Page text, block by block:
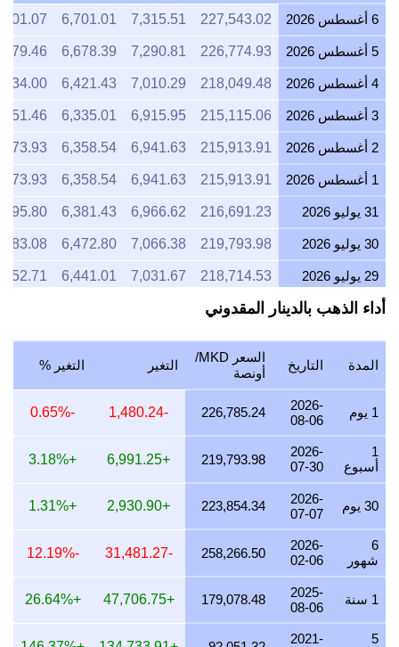
6 أغسطس 2026 227,543.02
7,315.51
6,701.01
5 أغسطس 2026 226,774.93
7,290.81
6,678.39
4 أغسطس 2026 218,049.48
7,010.29
6,421.43
3 أغسطس 2026 215,115.06
6,915.95
6,335.01
2 أغسطس 2026 215,913.91
6,941.63
6,358.54
1 أغسطس 2026 215,913.91
6,941.63
6,358.54
31 يوليو 2026 216,691.23
6,966.62
6,381.43
30 يوليو 2026 219,793.98
7,066.38
6,472.80
29 يوليو 2026 218,714.53
7,031.67
6,441.01
28 يوليو 2026 218,328.21
27 يوليو 2026 220,162.14
7,078.21
6,483.64
26 يوليو 2026 219,070.70
7,043.12
6,451.50
25 يوليو 2026 219,070.70
7,043.12
6,451.50
24 يوليو 2026 219,968.97
7,072.00
23 يوليو 2026 218,107.56
7,012.16
6,423.14
22 يوليو 2026 224,039.41
7,202.87
6,597.83
21 يوليو 2026 219,313.65
7,050.93
20 يوليو 2026 215,449.75
19 يوليو 2026 216,363.02
6,956.07
6,371.76
18 يوليو 2026 216,363.02
6,956.07
أداء الذهب بالدينار المقدوني
المدة التاريخ
السعر MKD/
أونصة
التغير التغير %
1 يوم
2026-
08-06
226,785.24
-1,480.24
-0.65%
1
أسبوع
2026-
07-30
219,793.98
+6,991.25
+3.18%
30 يوم
2026-
07-07
223,854.34
+2,930.90
+1.31%
6
شهور
2026-
02-06
258,266.50
-31,481.27
-12.19%
1 سنة
2025-
08-06
179,078.48
+47,706.75
+26.64%
5
2021-